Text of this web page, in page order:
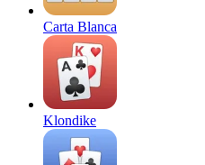
Carta Blanca
Klondike